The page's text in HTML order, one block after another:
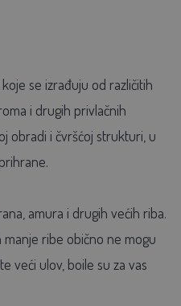
se izrađuju od različitih
i drugih privlačnih
obradi i čvršćoj strukturi, u
amura i drugih većih riba.
ribe obično ne mogu
veći ulov, boile su za vas